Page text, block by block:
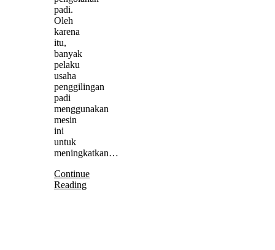
padi.
Oleh
karena
itu,
banyak
pelaku
usaha
penggilingan
padi
menggunakan
mesin
ini
untuk
meningkatkan…
Continue
Reading